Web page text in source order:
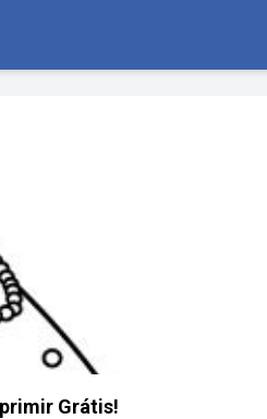
Grátis!